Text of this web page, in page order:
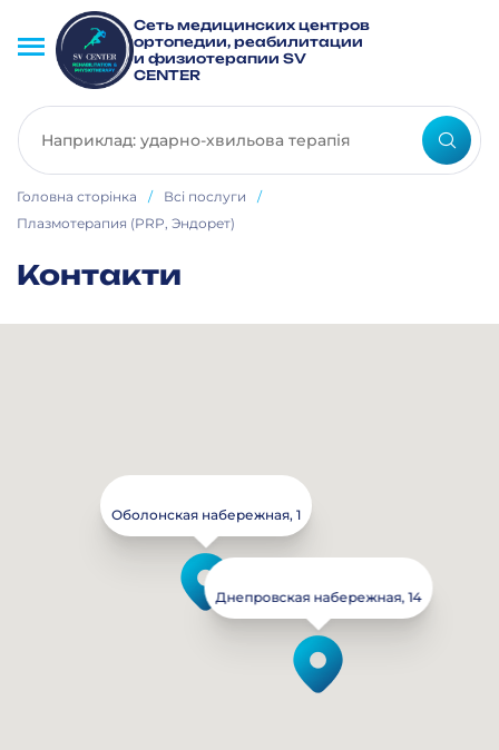
Сеть медицинских центров
ортопедии, реабилитации
и физиотерапии SV
CENTER
Головна сторінка / Всі послуги
/
Плазмотерапия (PRP, Эндорет)
Контакти
Оболонская набережная, 1
Днепровская набережная, 14